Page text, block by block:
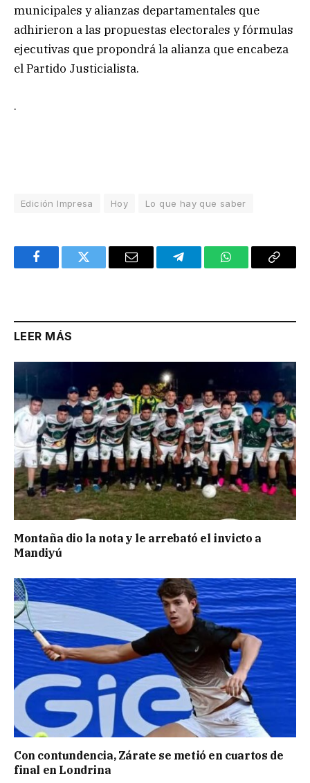
municipales y alianzas departamentales que
adhirieron a las propuestas electorales y fórmulas
ejecutivas que propondrá la alianza que encabeza
el Partido Justicialista.
.
Edición Impresa Hoy Lo que hay que saber
FacebookTwitter Email TelegramWhatsAppCopy
LEER MÁS
Montaña dio la nota y le arrebató el invicto a
Mandiyú
Con contundencia, Zárate se metió en cuartos de
final en Londrina